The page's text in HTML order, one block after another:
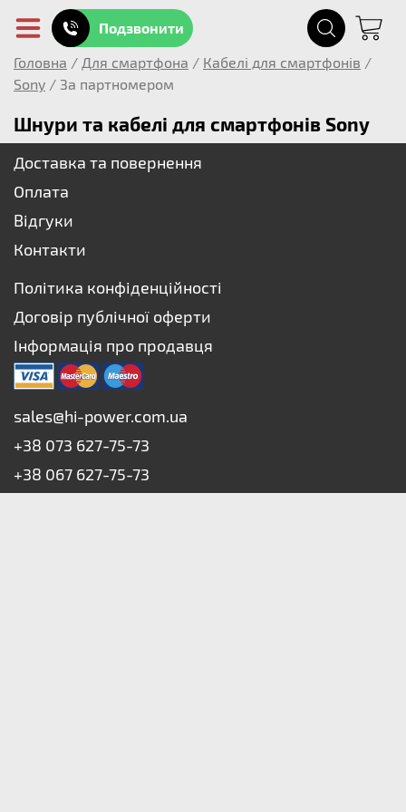
Подзвонити
Головна / Для смартфона / Кабелі для смартфонів /
Sony / За партномером
Шнури та кабелі для смартфонів Sony
Доставка та повернення
Оплата
Відгуки
Контакти
Політика конфіденційності
Договір публічної оферти
Інформація про продавця
sales@hi-power.com.ua
+38 073 627-75-73
+38 067 627-75-73